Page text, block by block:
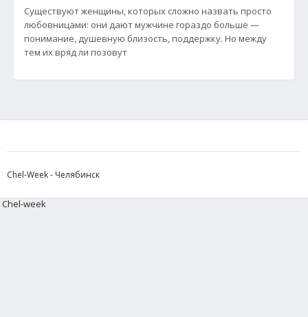
Существуют женщины, которых сложно назвать просто
любовницами: они дают мужчине гораздо больше —
понимание, душевную близость, поддержку. Но между
тем их вряд ли позовут
Chel-Week - Челябинск
Chel-week